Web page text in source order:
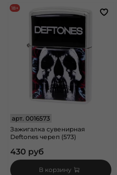
18+
арт. 0016573
Зажигалка сувенирная
Deftones череп (573)
430 руб
В корзину